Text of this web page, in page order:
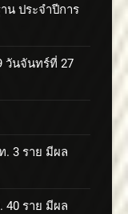
น ประจำปีการ
วันจันทร์ที่ 27
. 3 ราย มีผล
40 ราย มีผล